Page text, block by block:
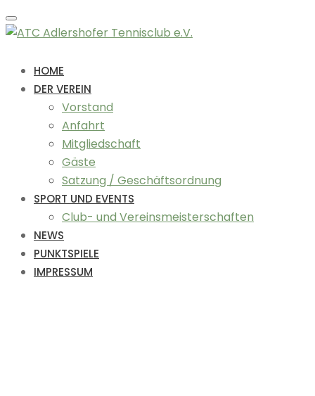
Toggle
navigation
HOME
DER VEREIN
Vorstand
Anfahrt
Mitgliedschaft
Gäste
Satzung / Geschäftsordnung
SPORT UND EVENTS
Club- und Vereinsmeisterschaften
NEWS
PUNKTSPIELE
IMPRESSUM